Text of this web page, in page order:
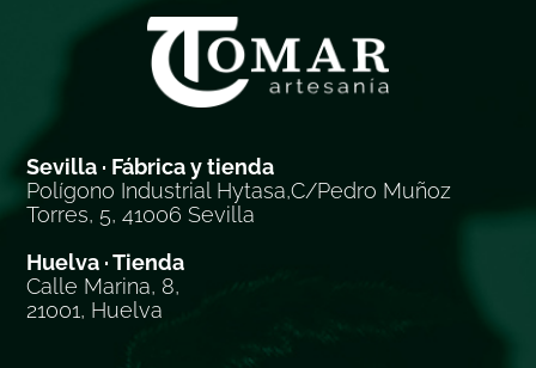
Sevilla · Fábrica y tienda
Polígono Industrial Hytasa,C/Pedro Muñoz
Torres, 5, 41006 Sevilla
Huelva · Tienda
Calle Marina, 8,
21001, Huelva